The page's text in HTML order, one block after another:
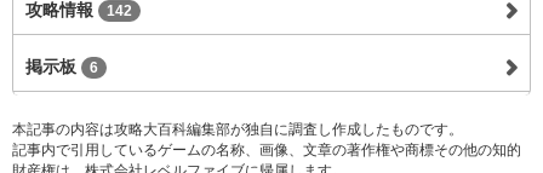
攻略情報 142
掲示板 6
本記事の内容は攻略大百科編集部が独自に調査し作成したものです。
記事内で引用しているゲームの名称、画像、文章の著作権や商標その他の知的